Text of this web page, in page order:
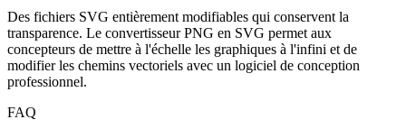
Des fichiers SVG entièrement modifiables qui conservent la
transparence. Le convertisseur PNG en SVG permet aux
concepteurs de mettre à l'échelle les graphiques à l'infini et de
modifier les chemins vectoriels avec un logiciel de conception
professionnel.
FAQ